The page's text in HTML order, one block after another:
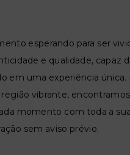
esperando para ser
e qualidade, capaz
em uma experiência única.
vibrante,
momento com toda a
sem aviso prévio.